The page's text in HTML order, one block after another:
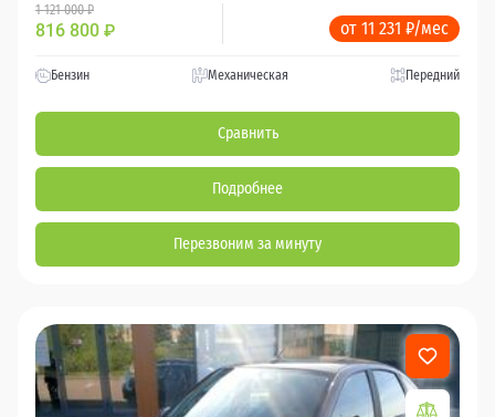
1 121 000 ₽
816 800 ₽ от 11 231 ₽/мес
Бензин Механическая Передний
Сравнить
Подробнее
Перезвоним за минуту